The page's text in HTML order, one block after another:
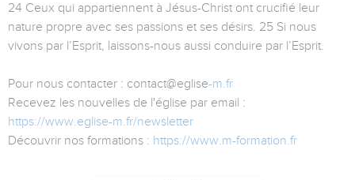
24 Ceux qui appartiennent à Jésus-Christ ont crucifié leur
nature propre avec ses passions et ses désirs. 25 Si nous
vivons par l’Esprit, laissons-nous aussi conduire par l’Esprit.
Pour nous contacter : contact@eglise-m.fr
Recevez les nouvelles de l'église par email :
https://www.eglise-m.fr/newsletter
Découvrir nos formations : https://www.m-formation.fr